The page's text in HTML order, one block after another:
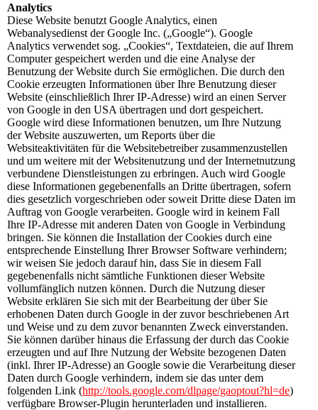
Analytics
Diese Website benutzt Google Analytics, einen
Webanalysedienst der Google Inc. („Google“). Google
Analytics verwendet sog. „Cookies“, Textdateien, die auf Ihrem
Computer gespeichert werden und die eine Analyse der
Benutzung der Website durch Sie ermöglichen. Die durch den
Cookie erzeugten Informationen über Ihre Benutzung dieser
Website (einschließlich Ihrer IP-Adresse) wird an einen Server
von Google in den USA übertragen und dort gespeichert.
Google wird diese Informationen benutzen, um Ihre Nutzung
der Website auszuwerten, um Reports über die
Websiteaktivitäten für die Websitebetreiber zusammenzustellen
und um weitere mit der Websitenutzung und der Internetnutzung
verbundene Dienstleistungen zu erbringen. Auch wird Google
diese Informationen gegebenenfalls an Dritte übertragen, sofern
dies gesetzlich vorgeschrieben oder soweit Dritte diese Daten im
Auftrag von Google verarbeiten. Google wird in keinem Fall
Ihre IP-Adresse mit anderen Daten von Google in Verbindung
bringen. Sie können die Installation der Cookies durch eine
entsprechende Einstellung Ihrer Browser Software verhindern;
wir weisen Sie jedoch darauf hin, dass Sie in diesem Fall
gegebenenfalls nicht sämtliche Funktionen dieser Website
vollumfänglich nutzen können. Durch die Nutzung dieser
Website erklären Sie sich mit der Bearbeitung der über Sie
erhobenen Daten durch Google in der zuvor beschriebenen Art
und Weise und zu dem zuvor benannten Zweck einverstanden.
Sie können darüber hinaus die Erfassung der durch das Cookie
erzeugten und auf Ihre Nutzung der Website bezogenen Daten
(inkl. Ihrer IP-Adresse) an Google sowie die Verarbeitung dieser
Daten durch Google verhindern, indem sie das unter dem
folgenden Link (http://tools.google.com/dlpage/gaoptout?hl=de)
verfügbare Browser-Plugin herunterladen und installieren.